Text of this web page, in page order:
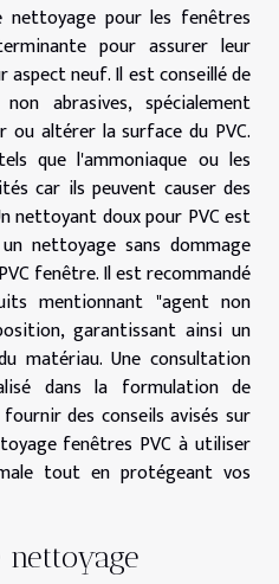
nettoyage pour les fenêtres
pour assurer leur
neuf. Il est conseillé de
abrasives, spécialement
ou altérer la surface du PVC.
que l'ammoniaque ou les
car ils peuvent causer des
nettoyant doux pour PVC est
nettoyage sans dommage
fenêtre. Il est recommandé
mentionnant "agent non
garantissant ainsi un
matériau. Une consultation
dans la formulation de
des conseils avisés sur
fenêtres PVC à utiliser
tout en protégeant vos
nettoyage